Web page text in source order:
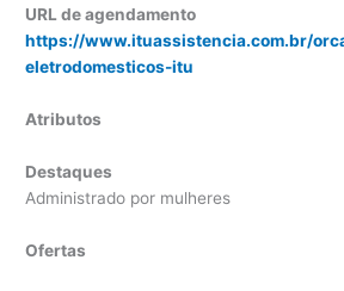
URL de agendamento
https://www.ituassistencia.com.br/
eletrodomesticos-itu
Atributos
Destaques
Administrado por mulheres
Ofertas